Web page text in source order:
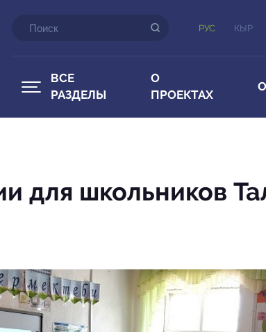
РУС КЫР
ВСЕ
РАЗДЕЛЫ
О
ПРОЕКТАХ
для школьников